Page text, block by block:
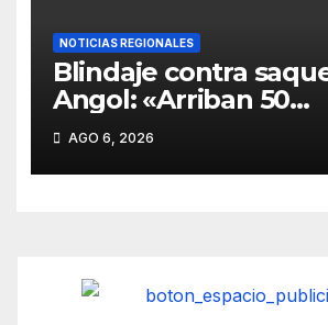
NOTICIAS REGIONALES
Blindaje contra
Angol: «Arriban 50
Carabineros de
proteger las casas
por el desborde del
AGO 6, 2026